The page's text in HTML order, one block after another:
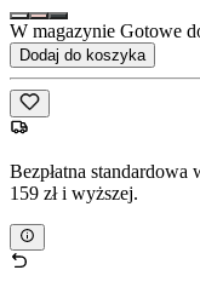
W magazynie Gotowe
Dodaj do koszyka
Bezpłatna
159 zł i wyższej.